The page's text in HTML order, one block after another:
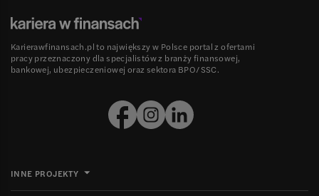
Karierawfinansach.pl to największy w Polsce portal z ofertami
pracy przeznaczony dla specjalistów z branży finansowej,
bankowej, ubezpieczeniowej oraz sektora BPO/SSC.
INNE PROJEKTY